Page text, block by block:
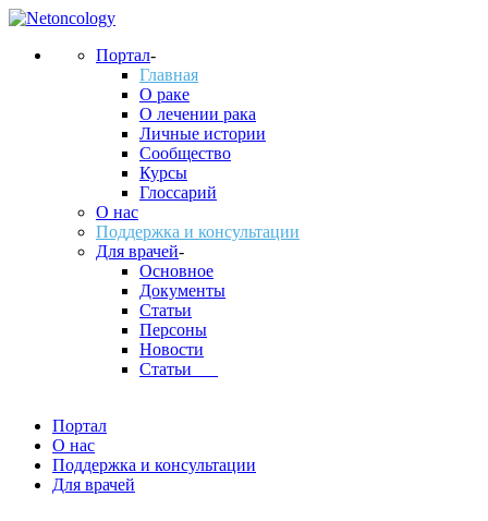
Портал-
Главная
О раке
О лечении рака
Личные истории
Сообщество
Курсы
Глоссарий
О нас
Поддержка и консультации
Для врачей-
Основное
Документы
Статьи
Персоны
Новости
Статьи___
Портал
О нас
Поддержка и консультации
Для врачей